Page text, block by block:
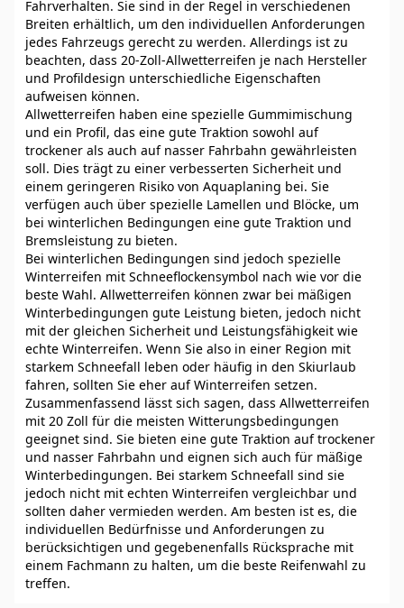
Fahrverhalten. Sie sind in der Regel in verschiedenen
Breiten erhältlich, um den individuellen Anforderungen
jedes Fahrzeugs gerecht zu werden. Allerdings ist zu
beachten, dass 20-Zoll-Allwetterreifen je nach Hersteller
und Profildesign unterschiedliche Eigenschaften
aufweisen können.
Allwetterreifen haben eine spezielle Gummimischung
und ein Profil, das eine gute Traktion sowohl auf
trockener als auch auf nasser Fahrbahn gewährleisten
soll. Dies trägt zu einer verbesserten Sicherheit und
einem geringeren Risiko von Aquaplaning bei. Sie
verfügen auch über spezielle Lamellen und Blöcke, um
bei winterlichen Bedingungen eine gute Traktion und
Bremsleistung zu bieten.
Bei winterlichen Bedingungen sind jedoch spezielle
Winterreifen mit Schneeflockensymbol nach wie vor die
beste Wahl. Allwetterreifen können zwar bei mäßigen
Winterbedingungen gute Leistung bieten, jedoch nicht
mit der gleichen Sicherheit und Leistungsfähigkeit wie
echte Winterreifen. Wenn Sie also in einer Region mit
starkem Schneefall leben oder häufig in den Skiurlaub
fahren, sollten Sie eher auf Winterreifen setzen.
Zusammenfassend lässt sich sagen, dass Allwetterreifen
mit 20 Zoll für die meisten Witterungsbedingungen
geeignet sind. Sie bieten eine gute Traktion auf trockener
und nasser Fahrbahn und eignen sich auch für mäßige
Winterbedingungen. Bei starkem Schneefall sind sie
jedoch nicht mit echten Winterreifen vergleichbar und
sollten daher vermieden werden. Am besten ist es, die
individuellen Bedürfnisse und Anforderungen zu
berücksichtigen und gegebenenfalls Rücksprache mit
einem Fachmann zu halten, um die beste Reifenwahl zu
treffen.